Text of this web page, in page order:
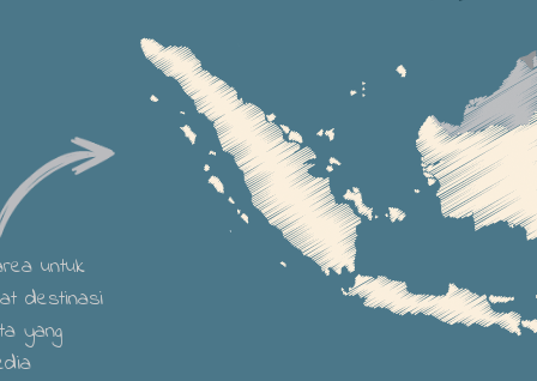
untuk
destinasi
yang